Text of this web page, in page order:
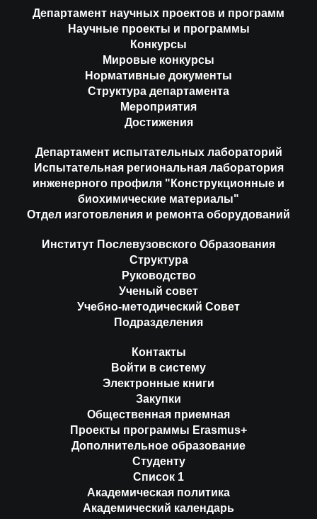
Департамент научных проектов и программ
Научные проекты и программы
Конкурсы
Мировые конкурсы
Нормативные документы
Структура департамента
Мероприятия
Достижения
Департамент испытательных лабораторий
Испытательная региональная лаборатория
инженерного профиля "Конструкционные и
биохимические материалы"
Отдел изготовления и ремонта оборудований
Институт Послевузовского Образования
Структура
Руководство
Ученый совет
Учебно-методический Совет
Подразделения
Контакты
Войти в систему
Электронные книги
Закупки
Общественная приемная
Проекты программы Erasmus+
Дополнительное образование
Студенту
Список 1
Академическая политика
Академический календарь